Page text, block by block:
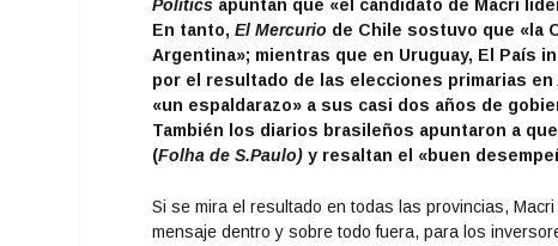
Politics apuntan que «el candidato de Macri
En tanto,El Mercurio de Chile sostuvo que «la
Argentina»; mientras que en Uruguay, El País
por el resultado de las elecciones primarias
«un espaldarazo» a sus casi dos años de
También los diarios brasileños apuntaron a
(Folha de S.Paulo)y resaltan el «buen
Si se mira el resultado en todas las provincias,
mensaje dentro y sobre todo fuera, para los